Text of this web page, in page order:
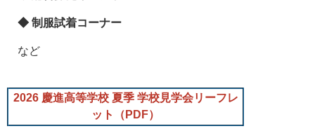
◆ 制服試着コーナー
など
2026 慶進高等学校 夏季 学校見学会リーフレ
ット（PDF）